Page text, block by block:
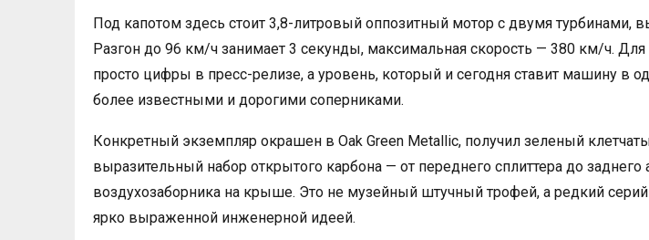
Под капотом здесь стоит 3,8-литровый оппозитный мотор с двумя турбинами,
Разгон до 96 км/ч занимает 3 секунды, максимальная скорость — 380 км/ч. Для
просто цифры в пресс-релизе, а уровень, который и сегодня ставит машину в
более известными и дорогими соперниками.
Конкретный экземпляр окрашен в Oak Green Metallic, получил зеленый
выразительный набор открытого карбона — от переднего сплиттера до заднего
воздухозаборника на крыше. Это не музейный штучный трофей, а редкий
ярко выраженной инженерной идеей.